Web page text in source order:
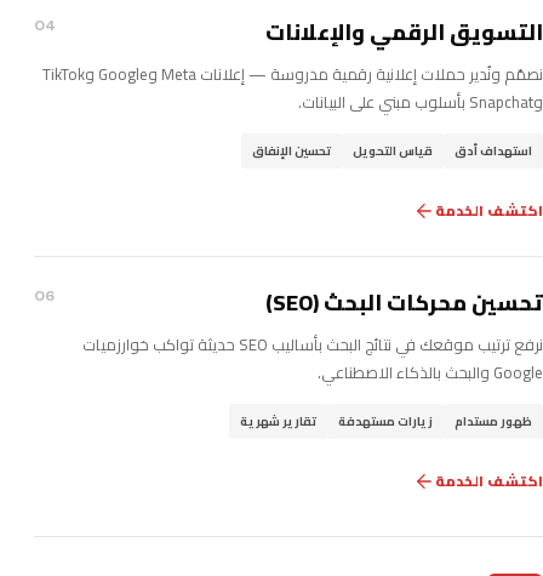
التسويق الرقمي والإعلانات 04
نصمّم ونُدير حملات إعلانية رقمية مدروسة — إعلانات Meta وGoogle وTikTok
وSnapchat بأسلوب مبني على البيانات.
استهداف أدق قياس التحويل تحسين الإنفاق
اكتشف الخدمة
تحسين محركات البحث (SEO) 06
نرفع ترتيب موقعك في نتائج البحث بأساليب SEO حديثة تواكب خوارزميات
Google والبحث بالذكاء الاصطناعي.
ظهور مستدام زيارات مستهدفة تقارير شهرية
اكتشف الخدمة